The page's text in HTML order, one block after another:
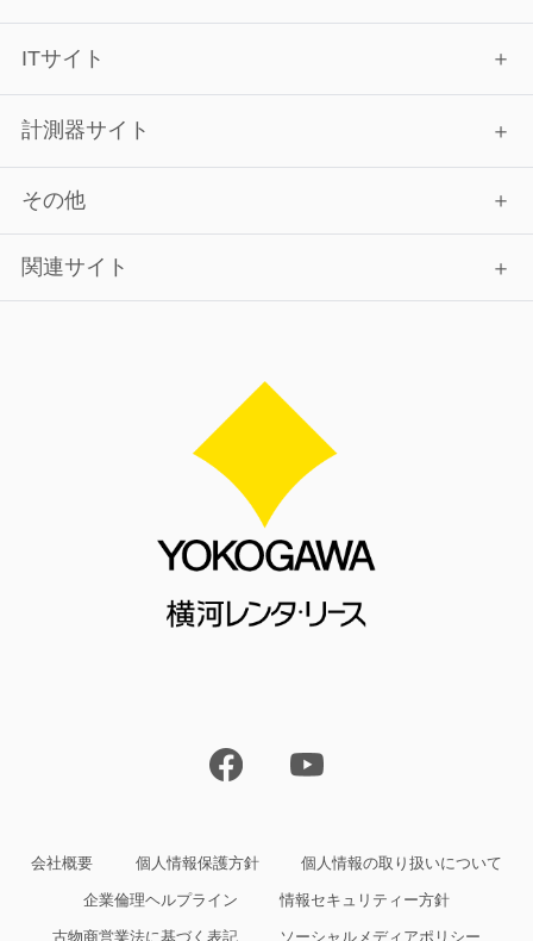
ITサイト
計測器サイト
その他
関連サイト
会社概要 個人情報保護方針 個人情報の取り扱いについて
企業倫理ヘルプライン 情報セキュリティー方針
古物商営業法に基づく表記 ソーシャルメディアポリシー